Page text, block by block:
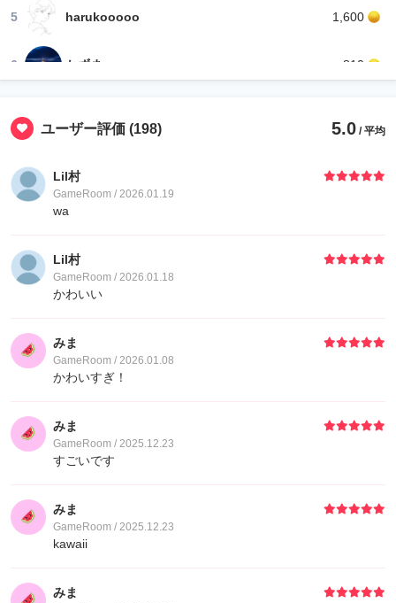
5 harukooooo 1,600
6 かずま 810
Nana🎀なな(ᐡ*´꒳`*ᐡ)｡🌸
9 ゆゆこ 410
成田賀雄
12 みま 20
14 はると
コミュ障陰キャえろおやじ
14 入り浸りおじさん 10
ユーザー評価 (198) 5.0 / 平均
Lil村
GameRoom / 2026.01.19
wa
Lil村
GameRoom / 2026.01.18
かわいい
みま
GameRoom / 2026.01.08
かわいすぎ！
みま
GameRoom / 2025.12.23
すごいです
みま
GameRoom / 2025.12.23
kawaii
みま